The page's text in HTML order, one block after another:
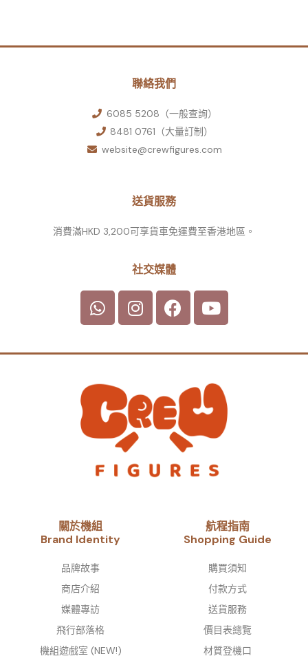
聯絡我們
6085 5208（一般查詢）
8481 0761（大量訂制）
website@crewfigures.com
送貨服務
消費滿HKD 3,200可享貨車免運費至香港地區。
社交媒體
關於機組
Brand Identity​
品牌故事​
商店介紹
媒體專訪
飛行部落格
機組遊戲室 (NEW!)
航程指南
Shopping Guide
購買須知
付款方式
送貨服務
價目表總覽
材質登機口